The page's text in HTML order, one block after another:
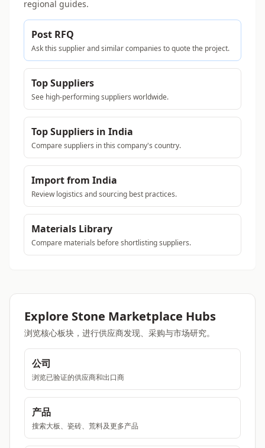
regional guides.
Post RFQ
Ask this supplier and similar companies to quote the project.
Top Suppliers
See high-performing suppliers worldwide.
Top Suppliers in India
Compare suppliers in this company's country.
Import from India
Review logistics and sourcing best practices.
Materials Library
Compare materials before shortlisting suppliers.
Explore Stone Marketplace Hubs
浏览核心板块，进行供应商发现、采购与市场研究。
公司
浏览已验证的供应商和出口商
产品
搜索大板、瓷砖、荒料及更多产品